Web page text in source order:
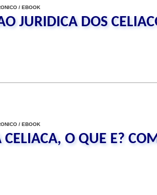
/ EBOOK
JURIDICA DOS
/ EBOOK
CELIACA, O QUE E?